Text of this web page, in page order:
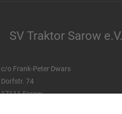
SV Traktor Sarow e.V.
c/o Frank-Peter Dwars
Dorfstr. 74
17111 Sarow